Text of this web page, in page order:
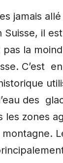
jamais
Suisse, il
pas la
C’est
des
les zones